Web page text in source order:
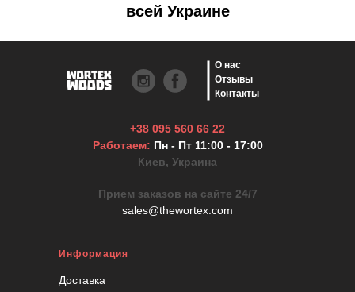
всей Украине
Информация
Доставка
+38 095 560 66 22
Работаем: Пн - Пт 11:00 - 17:00
Киев, Украина
Прием заказов на сайте 24/7
sales@thewortex.com
О нас
Отзывы
Контакты